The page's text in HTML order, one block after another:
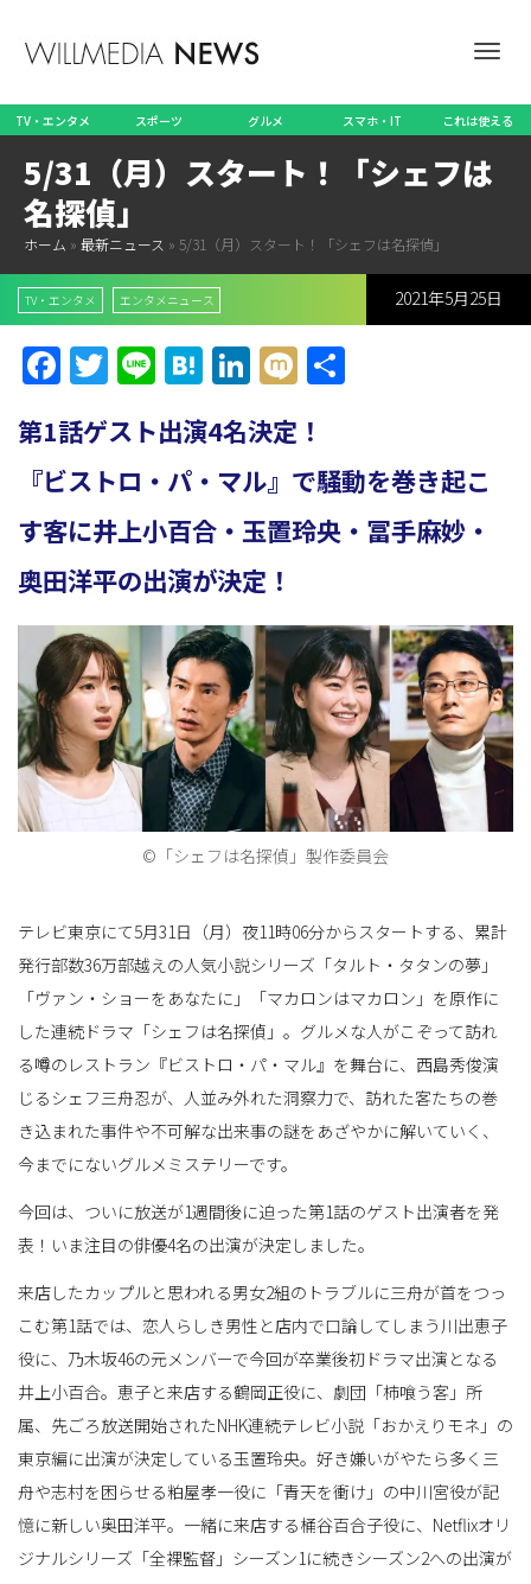
ゲ
ン
を
切
り
替
TV・エンタメ スポーツ グルメ スマホ・IT これは使える
5/31（月）スタート！「シェフは
名探偵」
ホーム » 最新ニュース » 5/31（月）スタート！「シェフは名探偵」
TV・エンタメ エンタメニュース 2021年5月25日
Facebook
Twitter
LineHatena
LinkedIn
Mixi
第1話ゲスト出演4名決定！
『ビストロ・パ・マル』で騒動を巻き起こ
す客に井上小百合・玉置玲央・冨手麻妙・
奥田洋平の出演が決定！
©「シェフは名探偵」製作委員会
テレビ東京にて5月31日（月）夜11時06分からスタートする、累計
発行部数36万部越えの人気小説シリーズ「タルト・タタンの夢」
「ヴァン・ショーをあなたに」「マカロンはマカロン」を原作に
した連続ドラマ「シェフは名探偵」。グルメな人がこぞって訪れ
る噂のレストラン『ビストロ・パ・マル』を舞台に、西島秀俊演
じるシェフ三舟忍が、人並み外れた洞察力で、訪れた客たちの巻
き込まれた事件や不可解な出来事の謎をあざやかに解いていく、
今までにないグルメミステリーです。
今回は、ついに放送が1週間後に迫った第1話のゲスト出演者を発
表！いま注目の俳優4名の出演が決定しました。
来店したカップルと思われる男女2組のトラブルに三舟が首をつっ
こむ第1話では、恋人らしき男性と店内で口論してしまう川出恵子
役に、乃木坂46の元メンバーで今回が卒業後初ドラマ出演となる
井上小百合。恵子と来店する鶴岡正役に、劇団「柿喰う客」所
属、先ごろ放送開始されたNHK連続テレビ小説「おかえりモネ」の
東京編に出演が決定している玉置玲央。好き嫌いがやたら多く三
舟や志村を困らせる粕屋孝一役に「青天を衝け」の中川宮役が記
憶に新しい奥田洋平。一緒に来店する桶谷百合子役に、Netflixオリ
ジナルシリーズ「全裸監督」シーズン1に続きシーズン2への出演が